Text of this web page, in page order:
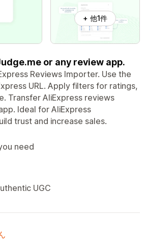
+ 他1件
or any review app.
Reviews Importer. Use the
URL. Apply filters for ratings,
Transfer AliExpress reviews
Ideal for AliExpress
trust and increase sales.
need
UGC